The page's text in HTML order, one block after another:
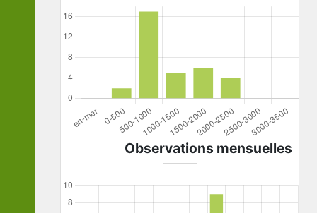
Observations mensuelles